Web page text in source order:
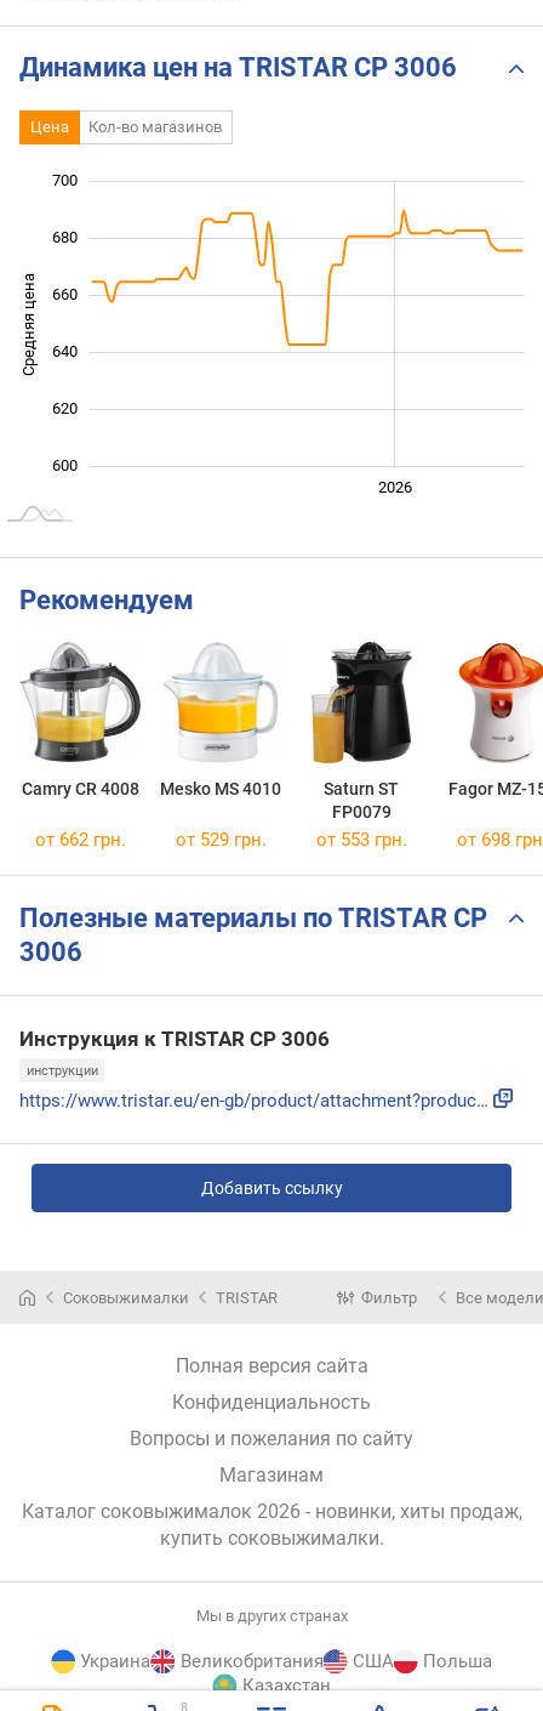
Динамика цен на TRISTAR CP 3006
Цена Кол-во магазинов
Средняя цена
600
620
640
660
680
700
2026
Рекомендуем
Camry CR 4008 Mesko MS 4010
Saturn ST
FP0079
Fagor MZ-
от 662 грн. от 529 грн. от 553 грн. от 698
Полезные материалы по TRISTAR CP
3006
Инструкция к TRISTAR CP 3006
инструкции
https://www.tristar.eu/en-gb/product/attachment?productId=C...
Добавить ссылку
Соковыжималки TRISTAR Фильтр Все модели
Полная версия сайта
Конфиденциальность
Вопросы и пожелания по сайту
Магазинам
Каталог соковыжималок 2026 - новинки, хиты продаж,
купить соковыжималки.
Мы в других странах
Украина Великобритания США
Польша
Казахстан